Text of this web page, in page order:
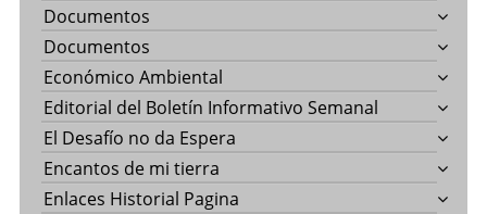
Documentos
Documentos
Económico Ambiental
Editorial del Boletín Informativo Semanal
El Desafío no da Espera
Encantos de mi tierra
Enlaces Historial Pagina